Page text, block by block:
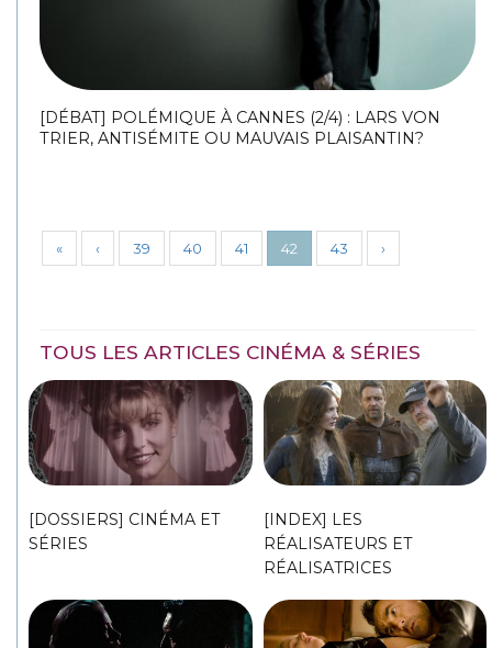
[DÉBAT] POLÉMIQUE À CANNES (2/4) : LARS VON
TRIER, ANTISÉMITE OU MAUVAIS PLAISANTIN?
« ‹ 39 40 41 42 43 ›
TOUS LES ARTICLES CINÉMA & SÉRIES
[DOSSIERS] CINÉMA ET
SÉRIES
[INDEX] LES
RÉALISATEURS ET
RÉALISATRICES